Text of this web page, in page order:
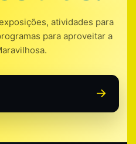
atividades para
para aproveitar a